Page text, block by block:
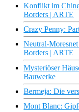
Konflikt im
Borders | ARTE
Crazy Penny:
Neutral-
Borders | ARTE
Mysteriöser
Bauwerke
Bermeja: Die
Mont Blanc: